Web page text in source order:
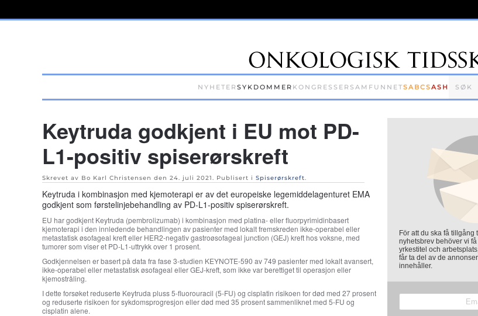
Skip to main content
NYHETER SYKDOMMER KONGRESSER SAMFUNNETSABCSASH
Keytruda godkjent i EU mot PD-
L1-positiv spiserørskreft
Skrevet av Bo Karl Christensen den 24. juli 2021. Publisert i Spiserørskreft.
Keytruda i kombinasjon med kjemoterapi er av det europeiske legemiddelagenturet EMA
godkjent som førstelinjebehandling av PD-L1-positiv spiserørskreft.
EU har godkjent Keytruda (pembrolizumab) i kombinasjon med platina- eller fluorpyrimidinbasert
kjemoterapi i den innledende behandlingen av pasienter med lokalt fremskreden ikke-operabel eller
metastatisk øsofageal kreft eller HER2-negativ gastroøsofageal junction (GEJ) kreft hos voksne, med
tumorer som viser et PD-L1-uttrykk over 1 prosent.
Godkjennelsen er basert på data fra fase 3-studien KEYNOTE-590 av 749 pasienter med lokalt avansert,
ikke-operabel eller metastatisk øsofageal eller GEJ-kreft, som ikke var berettiget til operasjon eller
kjemostråling.
I dette forsøket reduserte Keytruda pluss 5-fluorouracil (5-FU) og cisplatin risikoen for død med 27 prosent
og reduserte risikoen for sykdomsprogresjon eller død med 35 prosent sammenliknet med 5-FU og
cisplatin alene.
För att du ska få tillgång
nyhetsbrev behöver vi
yrkestitel och
får ta del av de
innehåller.